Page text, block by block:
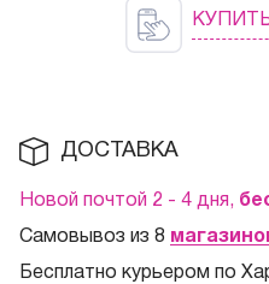
ДОСТАВКА
Новой почтой 2 - 4 дня,
Самовывоз из 8
Бесплатно курьером по